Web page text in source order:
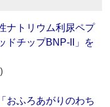
ナトリウム利尿ペプ
ドチップBNP-II」を
おふろあがりのわち